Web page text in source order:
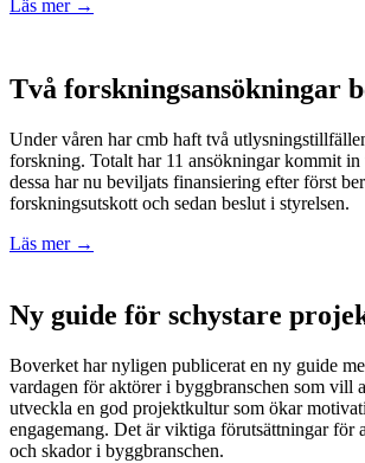
Läs mer →
Två forskningsansökningar
Under våren har cmb haft två
forskning. Totalt har 11 ansökningar kommit in
dessa har nu beviljats finansiering efter först
forskningsutskott och sedan beslut i styrelsen.
Läs mer →
Ny guide för schystare
Boverket har nyligen publicerat en ny guide
vardagen för aktörer i byggbranschen som vill
utveckla en god projektkultur som ökar
engagemang. Det är viktiga förutsättningar för
och skador i byggbranschen.